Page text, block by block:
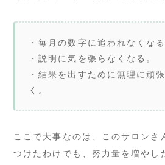
・毎月の数字に追われなくなる
・説明に気を張らなくなる。
・結果を出すために無理に頑
く。
ここで大事なのは、このサロンさ
つけたわけでも、努力量を増やし